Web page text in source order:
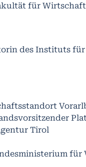
für
des Instituts
Tirol